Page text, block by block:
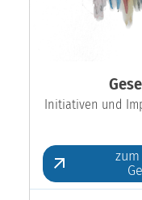
Initiativen und